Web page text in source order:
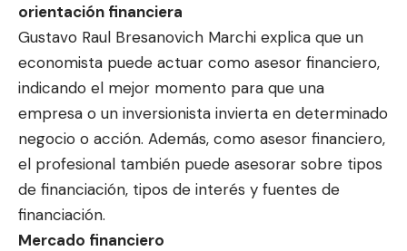
orientación financiera
Gustavo Raul Bresanovich Marchi explica que un
economista puede actuar como asesor financiero,
indicando el mejor momento para que una
empresa o un inversionista invierta en determinado
negocio o acción. Además, como asesor financiero,
el profesional también puede asesorar sobre tipos
de financiación, tipos de interés y fuentes de
financiación.
Mercado financiero